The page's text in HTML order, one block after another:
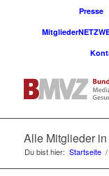
Presse
Alle Mitglieder
Du bist hier: Startseite /